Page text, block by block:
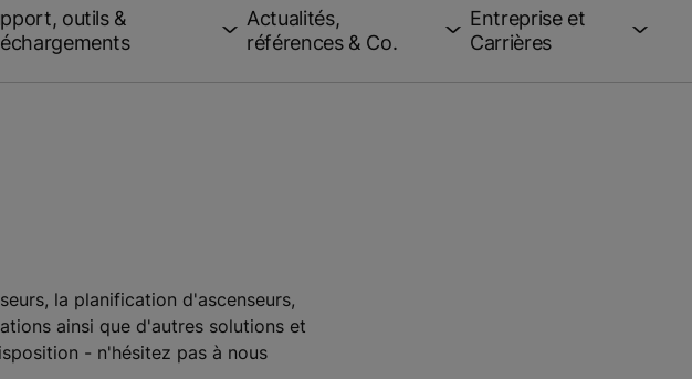
outils &
Actualités,
références & Co.
Entreprise et
Carrières
la planification d'ascenseurs,
ainsi que d'autres solutions et
- n'hésitez pas à nous